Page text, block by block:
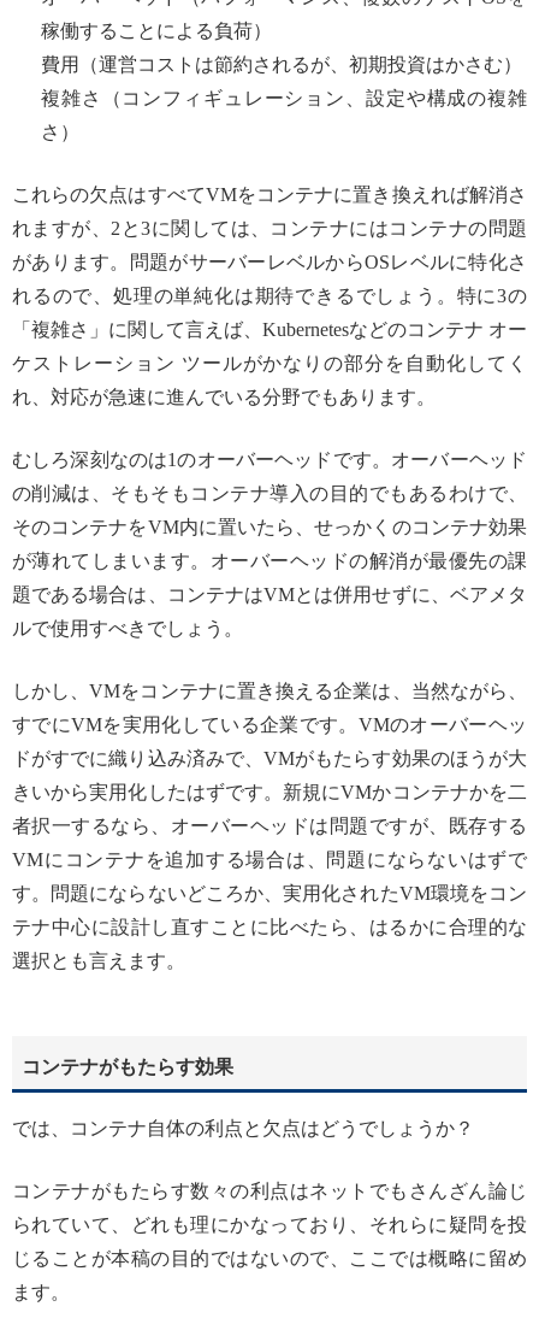
稼働することによる負荷）
費用（運営コストは節約されるが、初期投資はかさむ）
複雑さ（コンフィギュレーション、設定や構成の複雑
さ）
これらの欠点はすべてVMをコンテナに置き換えれば解消さ
れますが、2と3に関しては、コンテナにはコンテナの問題
があります。問題がサーバーレベルからOSレベルに特化さ
れるので、処理の単純化は期待できるでしょう。特に3の
「複雑さ」に関して言えば、Kubernetesなどのコンテナ オー
ケストレーション ツールがかなりの部分を自動化してく
れ、対応が急速に進んでいる分野でもあります。
むしろ深刻なのは1のオーバーヘッドです。オーバーヘッド
の削減は、そもそもコンテナ導入の目的でもあるわけで、
そのコンテナをVM内に置いたら、せっかくのコンテナ効果
が薄れてしまいます。オーバーヘッドの解消が最優先の課
題である場合は、コンテナはVMとは併用せずに、ベアメタ
ルで使用すべきでしょう。
しかし、VMをコンテナに置き換える企業は、当然ながら、
すでにVMを実用化している企業です。VMのオーバーヘッ
ドがすでに織り込み済みで、VMがもたらす効果のほうが大
きいから実用化したはずです。新規にVMかコンテナかを二
者択一するなら、オーバーヘッドは問題ですが、既存する
VMにコンテナを追加する場合は、問題にならないはずで
す。問題にならないどころか、実用化されたVM環境をコン
テナ中心に設計し直すことに比べたら、はるかに合理的な
選択とも言えます。
コンテナがもたらす効果
では、コンテナ自体の利点と欠点はどうでしょうか？
コンテナがもたらす数々の利点はネットでもさんざん論じ
られていて、どれも理にかなっており、それらに疑問を投
じることが本稿の目的ではないので、ここでは概略に留め
ます。